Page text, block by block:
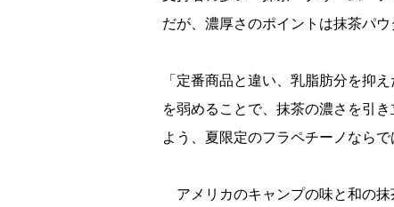
だが、濃厚さのポイントは抹茶パ
「定番商品と違い、乳脂肪分を抑
を弱めることで、抹茶の濃さを引
よう、夏限定のフラペチーノならで
アメリカのキャンプの味と和の抹